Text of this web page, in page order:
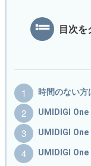
目次
時間のない方
UMIDIGI
UMIDIGI
UMIDIGI One